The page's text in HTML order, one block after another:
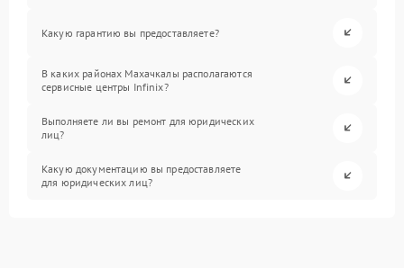
Какую гарантию вы предоставляете?
В каких районах Махачкалы располагаются
сервисные центры Infinix?
Выполняете ли вы ремонт для юридических
лиц?
Какую документацию вы предоставляете
для юридических лиц?